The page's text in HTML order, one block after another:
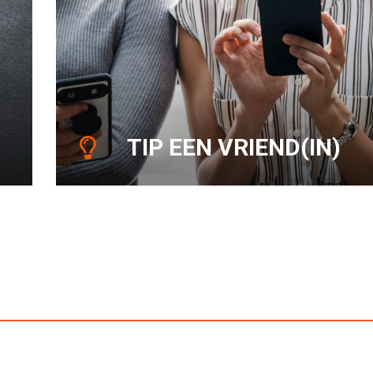
TIP EEN VRIEND(IN)